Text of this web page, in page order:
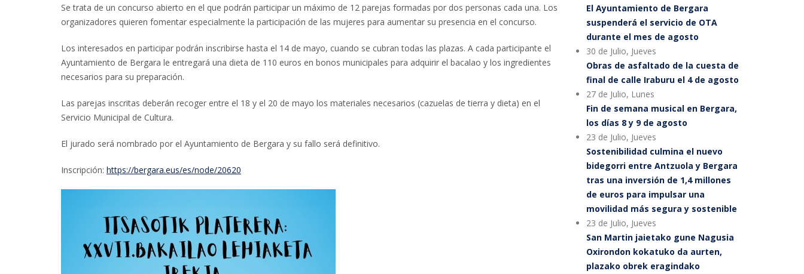
Se trata de un concurso abierto en el que podrán participar un máximo de 12 parejas formadas por dos personas cada una. Los
organizadores quieren fomentar especialmente la participación de las mujeres para aumentar su presencia en el concurso.
Los interesados en participar podrán inscribirse hasta el 14 de mayo, cuando se cubran todas las plazas. A cada participante el
Ayuntamiento de Bergara le entregará una dieta de 110 euros en bonos municipales para adquirir el bacalao y los ingredientes
necesarios para su preparación.
Las parejas inscritas deberán recoger entre el 18 y el 20 de mayo los materiales necesarios (cazuelas de tierra y dieta) en el
Servicio Municipal de Cultura.
El jurado será nombrado por el Ayuntamiento de Bergara y su fallo será definitivo.
Inscripción: https://bergara.eus/es/node/20620
El Ayuntamiento de Bergara
suspenderá el servicio de OTA
durante el mes de agosto
30 de Julio, Jueves
Obras de asfaltado de la cuesta de
final de calle Iraburu el 4 de agosto
27 de Julio, Lunes
Fin de semana musical en Bergara,
los días 8 y 9 de agosto
23 de Julio, Jueves
Sostenibilidad culmina el nuevo
bidegorri entre Antzuola y Bergara
tras una inversión de 1,4 millones
de euros para impulsar una
movilidad más segura y sostenible
23 de Julio, Jueves
San Martin jaietako gune Nagusia
Oxirondon kokatuko da aurten,
plazako obrek eragindako